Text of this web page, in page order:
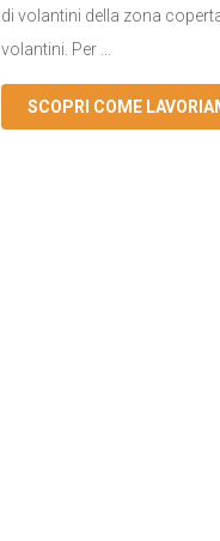
di volantini della zona
volantini. Per ...
SCOPRI COME